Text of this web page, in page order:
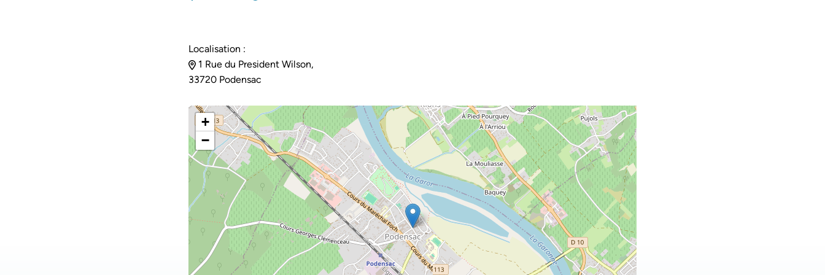
Localisation :
1 Rue du President Wilson,
33720 Podensac
+
−